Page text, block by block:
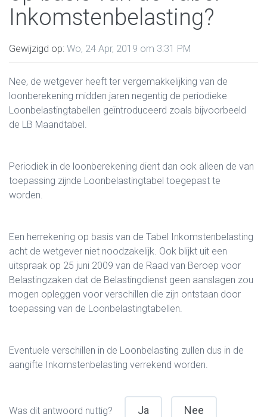
Inkomstenbelasting?
Gewijzigd op: Wo, 24 Apr, 2019 om 3:31 PM
Nee, de wetgever heeft ter vergemakkelijking van de
loonberekening midden jaren negentig de periodieke
Loonbelastingtabellen geïntroduceerd zoals bijvoorbeeld
de LB Maandtabel.
Periodiek in de loonberekening dient dan ook alleen de van
toepassing zijnde Loonbelastingtabel toegepast te
worden.
Een herrekening op basis van de Tabel Inkomstenbelasting
acht de wetgever niet noodzakelijk. Ook blijkt uit een
uitspraak op 25 juni 2009 van de Raad van Beroep voor
Belastingzaken dat de Belastingdienst geen aanslagen zou
mogen opleggen voor verschillen die zijn ontstaan door
toepassing van de Loonbelastingtabellen.
Eventuele verschillen in de Loonbelasting zullen dus in de
aangifte Inkomstenbelasting verrekend worden.
Was dit antwoord nuttig? Ja Nee